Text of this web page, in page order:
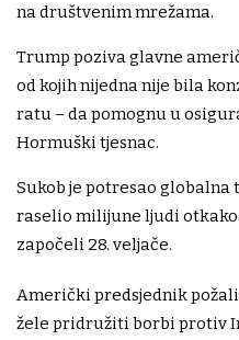
na društvenim mrežama.
Trump poziva glavne
od kojih nijedna nije bila
ratu – da pomognu u
Hormuški tjesnac.
Sukob je potresao
raselio milijune ljudi
započeli 28. veljače.
Američki predsjednik
žele pridružiti borbi protiv